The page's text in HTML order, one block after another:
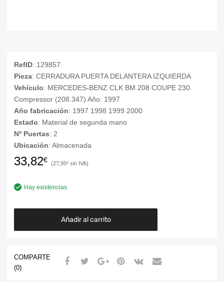
RefID: 129857
Pieza: CERRADURA PUERTA DELANTERA IZQUIERDA
Vehículo: MERCEDES-BENZ CLK BM 208 COUPE 230
Compressor (208.347) Año: 1997
Año fabricación: 1997 1998 1999 2000
Estado: Material de segunda mano
Nº Puertas: 2
Ubicación: Almacenada
33,82€ 27,95€
Hay existencias
Añadir al carrito
COMPARTE
(0)